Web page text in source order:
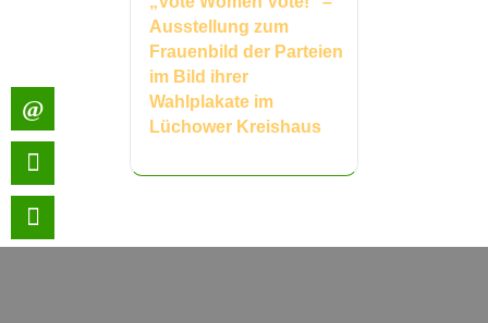
Ausstellung zum
Frauenbild der Parteien
im Bild ihrer
Wahlplakate im
Lüchower Kreishaus